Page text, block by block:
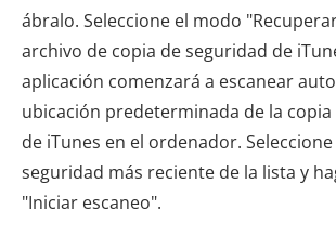
ábralo. Seleccione el modo
archivo de copia de seguridad de
aplicación comenzará a escanear
ubicación predeterminada de la
de iTunes en el ordenador.
seguridad más reciente de la lista y
"Iniciar escaneo".